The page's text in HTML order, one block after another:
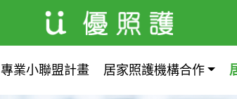
專業小聯盟計畫 居家照護機構合作